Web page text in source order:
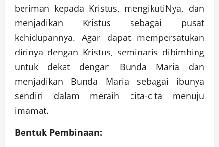
beriman kepada Kristus, mengikutiNya, dan
menjadikan Kristus sebagai pusat
kehidupannya. Agar dapat mempersatukan
dirinya dengan Kristus, seminaris dibimbing
untuk dekat dengan Bunda Maria dan
menjadikan Bunda Maria sebagai ibunya
sendiri dalam meraih cita-cita menuju
imamat.
Bentuk Pembinaan: